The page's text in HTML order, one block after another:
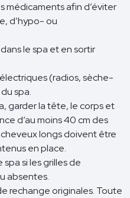
médicaments afin d’éviter
d’hypo- ou
le spa et en sortir
(radios, sèche-
spa.
garder la tête, le corps et
d’au moins 40 cm des
longs doivent être
en place.
si les grilles de
absentes.
rechange originales. Toute